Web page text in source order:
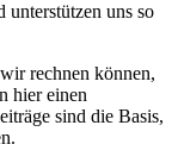
unterstützen uns so
rechnen können,
hier einen
sind die Basis,